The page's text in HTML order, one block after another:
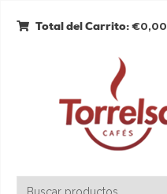
Total del Carrito: €0,00